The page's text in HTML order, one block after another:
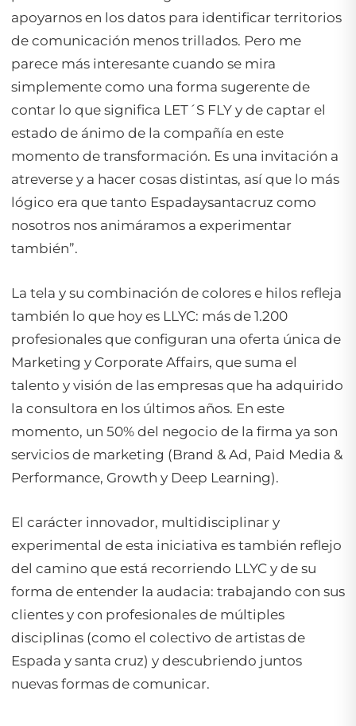
apoyarnos en los datos para identificar territorios
de comunicación menos trillados. Pero me
parece más interesante cuando se mira
simplemente como una forma sugerente de
contar lo que significa LET´S FLY y de captar el
estado de ánimo de la compañía en este
momento de transformación. Es una invitación a
atreverse y a hacer cosas distintas, así que lo más
lógico era que tanto Espadaysantacruz como
nosotros nos animáramos a experimentar
también”.
La tela y su combinación de colores e hilos refleja
también lo que hoy es LLYC: más de 1.200
profesionales que configuran una oferta única de
Marketing y Corporate Affairs, que suma el
talento y visión de las empresas que ha adquirido
la consultora en los últimos años. En este
momento, un 50% del negocio de la firma ya son
servicios de marketing (Brand & Ad, Paid Media &
Performance, Growth y Deep Learning).
El carácter innovador, multidisciplinar y
experimental de esta iniciativa es también reflejo
del camino que está recorriendo LLYC y de su
forma de entender la audacia: trabajando con sus
clientes y con profesionales de múltiples
disciplinas (como el colectivo de artistas de
Espada y santa cruz) y descubriendo juntos
nuevas formas de comunicar.